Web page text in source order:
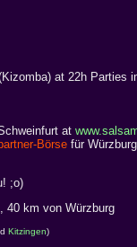
at 22h Parties
at
Börse für
;o)
, 40 km von Würzburg
Kitzingen)